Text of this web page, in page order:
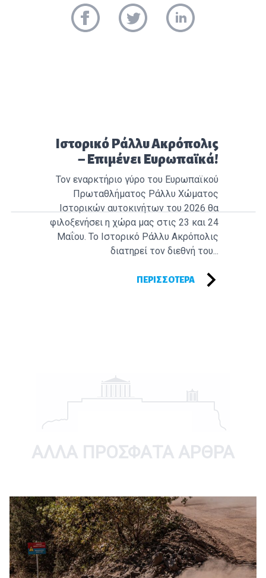
Προηγούμενο άρθρο:
Ιστορικό Ράλλυ Ακρόπολις
– Επιμένει Ευρωπαϊκά!
Τον εναρκτήριο γύρο του Ευρωπαϊκού
Πρωταθλήματος Ράλλυ Χώματος
Ιστορικών αυτοκινήτων του 2026 θα
φιλοξενήσει η χώρα μας στις 23 και 24
Μαΐου. Το Ιστορικό Ράλλυ Ακρόπολις
διατηρεί τον διεθνή του...
ΠΕΡΙΣΣΌΤΕΡΑ
ΑΛΛΑ ΠΡΟΣΦΑΤΑ ΑΡΘΡΑ